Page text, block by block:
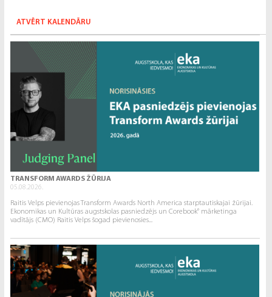
ATVĒRT KALENDĀRU
TRANSFORM AWARDS ŽŪRIJA
05.08.2026.
Raitis Velps pievienojas Transform Awards North America starptautiskajai žūrijai.
Ekonomikas un Kultūras augstskolas pasniedzējs un Corebook° mārketinga
vadītājs (CMO) Raitis Velps šogad pievienosies...